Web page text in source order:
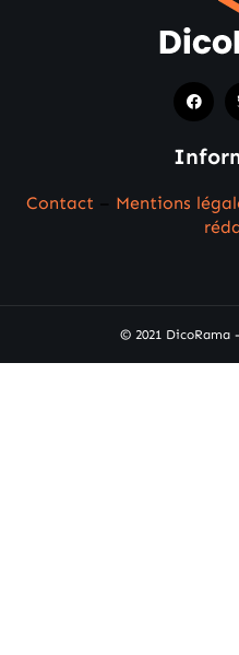
Contact Mentions
© 2021 DicoRama